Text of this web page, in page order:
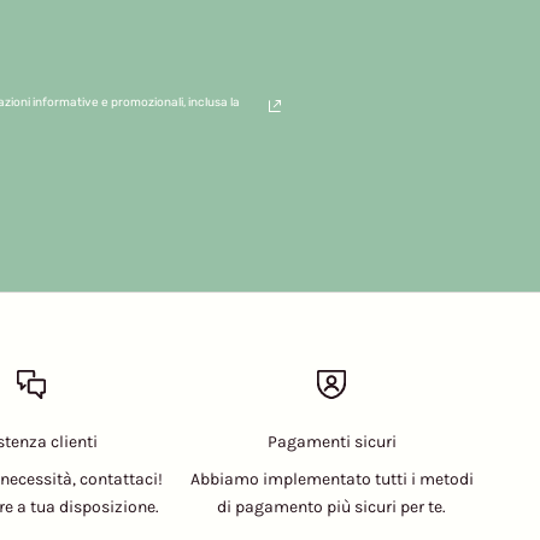
informative e promozionali, inclusa la
clienti
contattaci!
a tua disposizione.
Pagamenti sicuri
Abbiamo implementato tutti i metodi
di pagamento più sicuri per te.